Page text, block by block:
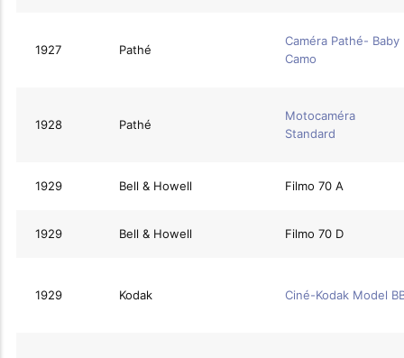
1927 Pathé
Caméra Pathé- Baby
Camo
1928 Pathé
Motocaméra
Standard
1929 Bell & Howell Filmo 70 A
1929 Bell & Howell Filmo 70 D
1929 Kodak Ciné-Kodak Model